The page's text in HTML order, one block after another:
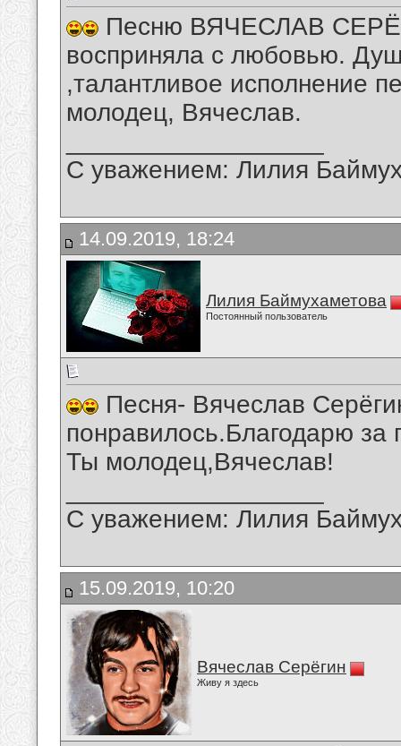
Песню ВЯЧЕСЛАВ
восприняла с любовью.
,талантливое исполнение
молодец, Вячеслав.
С уважением: Лилия
14.09.2019, 18:24
Лилия Баймухаметова
Постоянный пользователь
Песня- Вячеслав
понравилось.Благодарю за
Ты молодец,Вячеслав!
С уважением: Лилия
15.09.2019, 10:20
Вячеслав Серёгин
Живу я здесь